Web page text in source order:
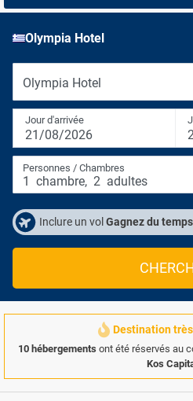
Olympia Hotel
Olympia Hotel
Jour d'arrivée
21/08/2026
Personnes / Chambres
1 chambre, 2 adultes
Inclure un vol Gagnez du
Destination
10 hébergements ont été réservés au
Kos